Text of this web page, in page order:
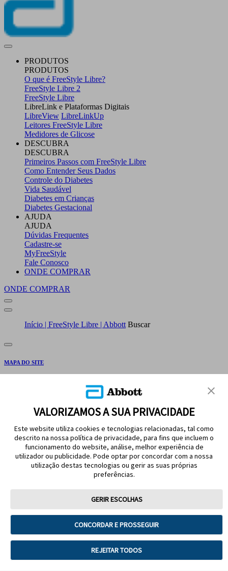
PRODUTOS
PRODUTOS
O que é FreeStyle Libre?
FreeStyle Libre 2
FreeStyle Libre
LibreLink e Plataformas Digitais
LibreView LibreLinkUp
Leitores FreeStyle Libre
Medidores de Glicose
DESCUBRA
DESCUBRA
Primeiros Passos com FreeStyle Libre
Como Entender Seus Dados
Controle do Diabetes
Vida Saudável
Diabetes em Crianças
Diabetes Gestacional
AJUDA
AJUDA
Dúvidas Frequentes
Cadastre-se
MyFreeStyle
Fale Conosco
ONDE COMPRAR
ONDE COMPRAR
Início | FreeStyle Libre | Abbott Buscar
MAPA DO SITE
SIGA A GENTE
Termos de uso
Política de Privacidade
VALORIZAMOS A SUA PRIVACIDADE
Este website utiliza cookies e tecnologias relacionadas, tal como
descrito na nossa política de privacidade, para fins que incluem o
funcionamento do website, análise, melhor experiência de
utilizador ou publicidade. Pode optar por concordar com a nossa
utilização destas tecnologias ou gerir as suas próprias
preferências.
GERIR ESCOLHAS
CONCORDAR E PROSSEGUIR
REJEITAR TODOS